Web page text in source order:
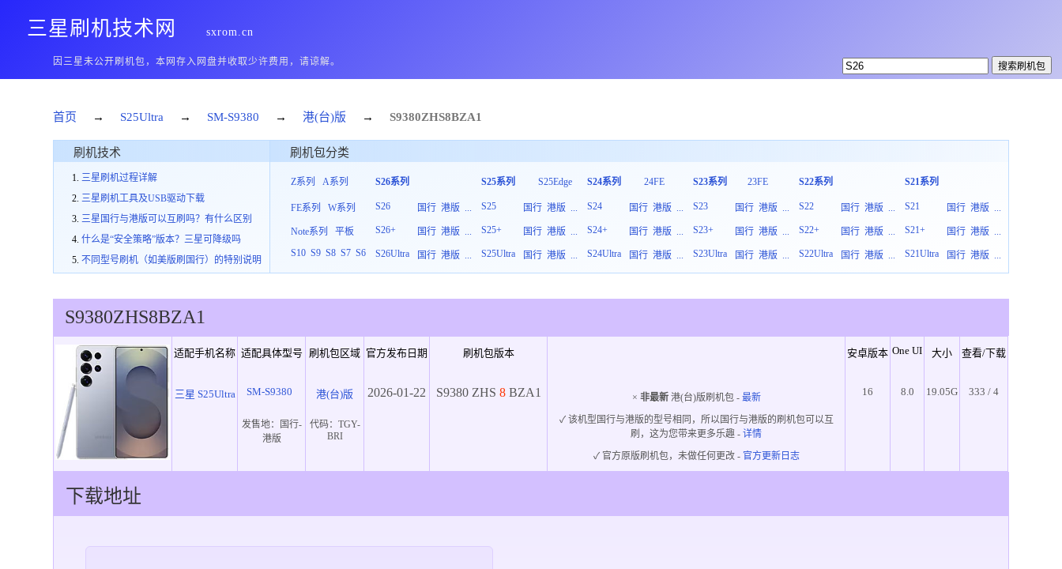
三星刷机技术网 sxrom.cn
因三星未公开刷机包，本网存入网盘并收取少许费用，请谅解。
首页 → S25Ultra → SM-S9380 → 港(台)版 → S9380ZHS8BZA1
刷机技术
三星刷机过程详解
三星刷机工具及USB驱动下载
三星国行与港版可以互刷吗？有什么区别
什么是“安全策略”版本？三星可降级吗
不同型号刷机（如美版刷国行）的特别说明
刷机包分类
Z系列 A系列
FE系列 W系列
Note系列
平板
S10 S9 S8 S7 S6
S26系列
S26 国行 港版 ...
S26+
国行 港版 ...
S26Ultra
国行 港版 ...
S25系列 S25Edge
S25 国行 港版 ...
S25+
国行 港版 ...
S25Ultra
国行 港版 ...
S24系列 24FE
S24 国行 港版 ...
S24+
国行 港版 ...
S24Ultra
国行 港版 ...
S23系列 23FE
S23 国行 港版 ...
S23+
国行 港版 ...
S23Ultra
国行 港版 ...
S22系列
S22 国行 港版 ...
S22+
国行 港版 ...
S22Ultra
国行 港版 ...
S21系列
S21 国行 港版 ...
S21+
国行 港版 ...
S21Ultra
国行 港版 ...
S9380ZHS8BZA1
适配手机名称 适配具体型号 刷机包区域 官方发布日期 刷机包版本 安卓版本 One UI 大小 查看/下载
三星 S25Ultra SM-S9380 港(台)版 2026-01-22 S9380 ZHS 8 BZA1 × 非最新港(台)版刷机包 - 最新
✓ 该机型国行与港版的型号相同，所以国行与港版的刷机包可以互
刷，这为您带来更多乐趣 -详情
✓ 官方原版刷机包，未做任何更改 - 官方更新日志
16 8.0 19.05G 333 / 4
发售地：
国行-
港版
代码： TGY-
BRI
下载地址